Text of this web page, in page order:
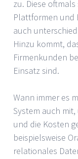
zu. Diese
Plattformen und
auch
Hinzu kommt,
Firmenkunden
Einsatz sind.
Wann immer es
System auch
und die Kosten
beispielsweise
relationales